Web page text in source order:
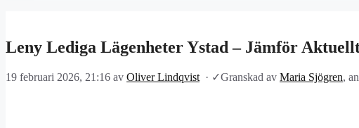
Leny Lediga Lägenheter Ystad – Jämför
19 februari 2026, 21:16 av Oliver Lindqvist · ✓Granskad av Maria Sjögren,